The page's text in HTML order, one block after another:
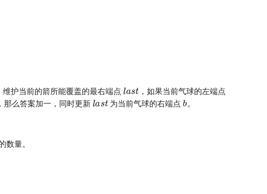
护当前的箭所能覆盖的最右端点 ，如果当前气球的左端点
那么答案加一，同时更新
last
为当前气球的右端点
b
。
数量。